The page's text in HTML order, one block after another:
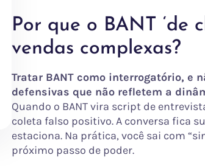
Por que o BANT ‘de
vendas complexas?
Tratar BANT como interrogatório, e
defensivas que não refletem a
Quando o BANT vira script de
coleta falso positivo. A conversa fica
estaciona. Na prática, você sai com
próximo passo de poder.